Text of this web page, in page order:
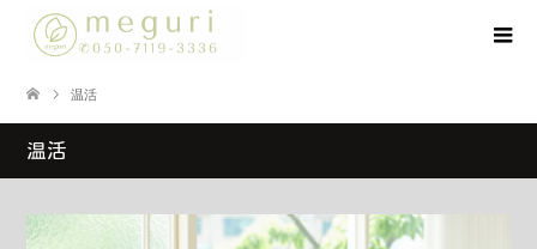
温活
温活